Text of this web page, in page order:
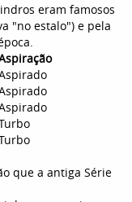
eram famosos
"no estalo") e pela
que a antiga Série